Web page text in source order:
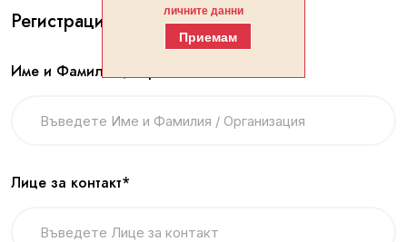
Регистрация
Име и Фамилия / Организация*
Лице за контакт*
личните данни
Приемам